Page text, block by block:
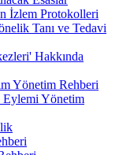
İzlem Protokolleri
Tanı ve Tedavi
Hakkında
Yönetim Rehberi
Eylemi Yönetim